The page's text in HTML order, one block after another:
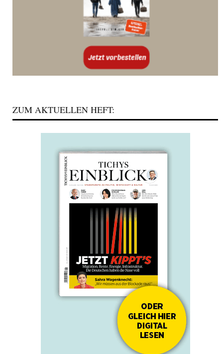
ZUM AKTUELLEN HEFT: